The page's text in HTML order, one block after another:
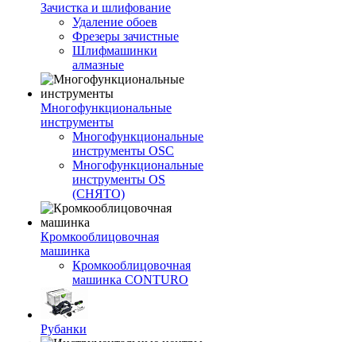
Зачистка и шлифование
Удаление обоев
Фрезеры зачистные
Шлифмашинки
алмазные
Многофункциональные
инструменты
Многофункциональные
инструменты OSC
Многофункциональные
инструменты OS
(СНЯТО)
Кромкооблицовочная
машинка
Кромкооблицовочная
машинка CONTURO
Рубанки